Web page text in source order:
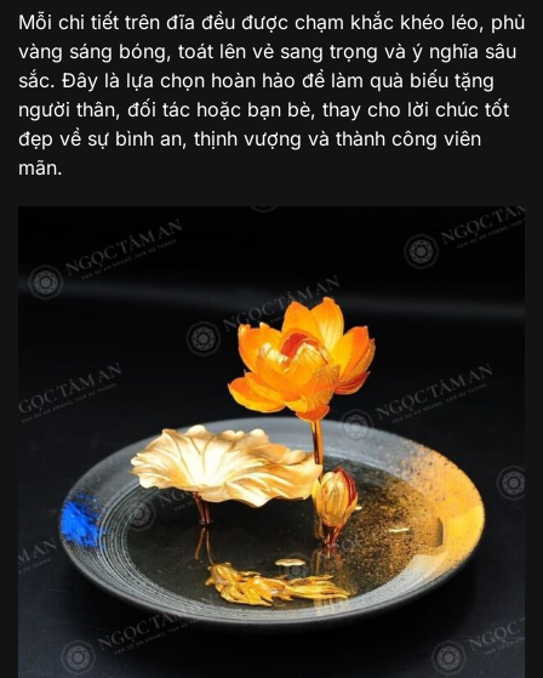
Mỗi chi tiết trên đĩa đều được chạm khắc khéo léo, phủ
vàng sáng bóng, toát lên vẻ sang trọng và ý nghĩa sâu
sắc. Đây là lựa chọn hoàn hảo để làm quà biếu tặng
người thân, đối tác hoặc bạn bè, thay cho lời chúc tốt
đẹp về sự bình an, thịnh vượng và thành công viên
mãn.